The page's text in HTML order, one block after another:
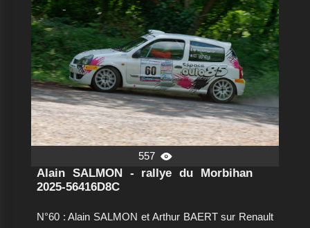
557 
Alain SALMON - rallye du Morbihan
2025-56416D8C
N°60 : Alain SALMON et Arthur BAERT sur Renault